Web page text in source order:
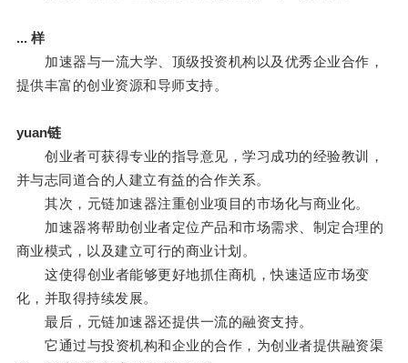
... 样
加速器与一流大学、顶级投资机构以及优秀企业合作，
提供丰富的创业资源和导师支持。
yuan链
创业者可获得专业的指导意见，学习成功的经验教训，
并与志同道合的人建立有益的合作关系。
其次，元链加速器注重创业项目的市场化与商业化。
加速器将帮助创业者定位产品和市场需求、制定合理的
商业模式，以及建立可行的商业计划。
这使得创业者能够更好地抓住商机，快速适应市场变
化，并取得持续发展。
最后，元链加速器还提供一流的融资支持。
它通过与投资机构和企业的合作，为创业者提供融资渠